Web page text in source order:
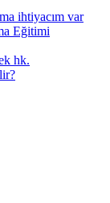
ihtiyacım var
Eğitimi
hk.